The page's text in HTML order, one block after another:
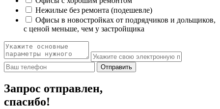
Нежилые без ремонта (подешевле)
Офисы в новостройках от подрядчиков и дольщиков,
с ценой меньше, чем у застройщика
Отправить
Запрос отправлен,
спасибо!